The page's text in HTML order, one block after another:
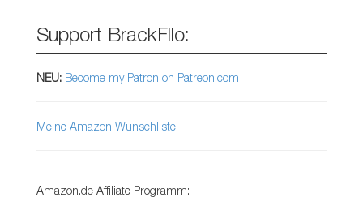
Support BrackFllo:
NEU: Become my Patron on Patreon.com
Meine Amazon Wunschliste
Amazon.de Affiliate Programm: